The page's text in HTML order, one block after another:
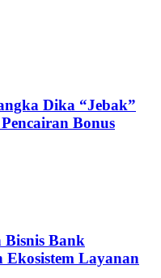
Dika “Jebak”
Bonus
Bank
Ekosistem Layanan